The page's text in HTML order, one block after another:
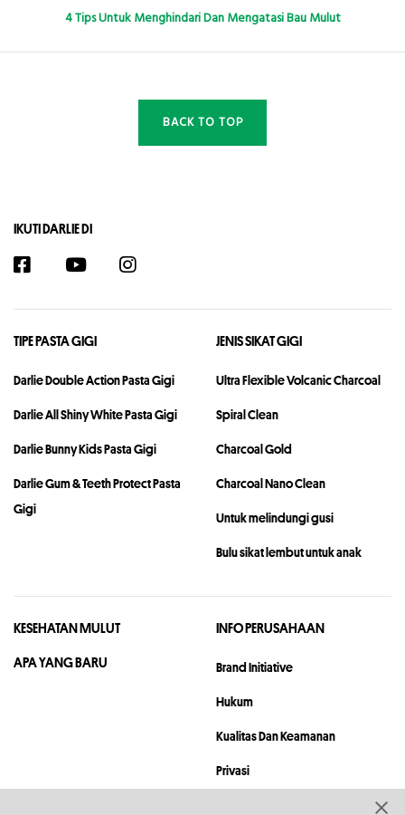
4 Tips Untuk Menghindari Dan Mengatasi Bau Mulut
BACK TO TOP
IKUTI DARLIE DI
TIPE PASTA GIGI
Darlie Double Action Pasta Gigi
Darlie All Shiny White Pasta Gigi
Darlie Bunny Kids Pasta Gigi
Darlie Gum & Teeth Protect Pasta
Gigi
JENIS SIKAT GIGI
Ultra Flexible Volcanic Charcoal
Spiral Clean
Charcoal Gold
Charcoal Nano Clean
Untuk melindungi gusi
Bulu sikat lembut untuk anak
KESEHATAN MULUT
APA YANG BARU
INFO PERUSAHAAN
Brand Initiative
Hukum
Kualitas Dan Keamanan
Privasi